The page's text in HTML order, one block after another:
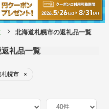
北海道札幌市の返礼品一覧
礼品一覧
札幌市 ×